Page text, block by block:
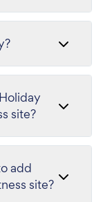
site?
add
site?